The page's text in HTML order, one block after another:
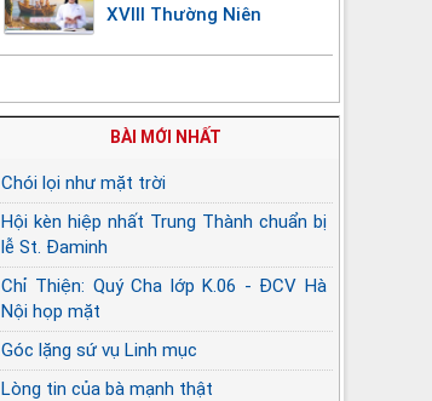
XVIII Thường Niên
BÀI MỚI NHẤT
Chói lọi như mặt trời
Hội kèn hiệp nhất Trung Thành chuẩn bị
lễ St. Đaminh
Chỉ Thiện: Quý Cha lớp K.06 - ĐCV Hà
Nội họp mặt
Góc lặng sứ vụ Linh mục
Lòng tin của bà mạnh thật